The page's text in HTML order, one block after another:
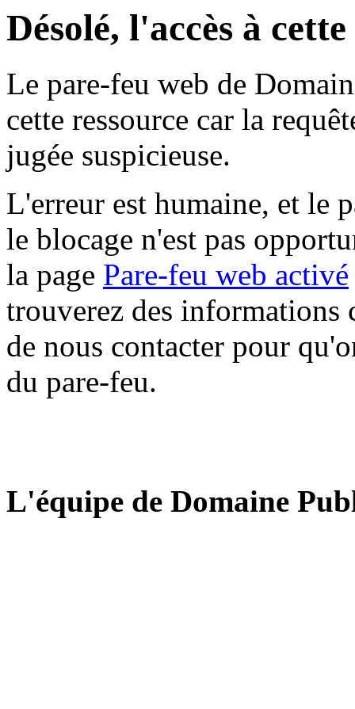
Désolé, l'accès à
Le pare-feu web de
cette ressource car la
jugée suspicieuse.
L'erreur est humaine, et le
le blocage n'est pas
la page Pare-feu web activé
trouverez des informations
de nous contacter pour
du pare-feu.
L'équipe de Domaine